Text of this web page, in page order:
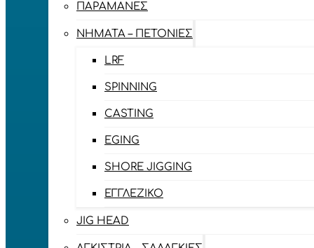
ΠΑΡΑΜΆΝΕΣ
ΝΉΜΑΤΑ – ΠΕΤΟΝΙΈΣ
LRF
SPINNING
CASTING
EGING
SHORE JIGGING
ΕΓΓΛΈΖΙΚΟ
JIG HEAD